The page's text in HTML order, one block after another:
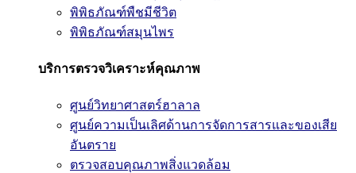
พิพิธภัณฑ์พืชมีชีวิต
พิพิธภัณฑ์สมุนไพร
บริการตรวจวิเคราะห์คุณภาพ
ศูนย์วิทยาศาสตร์ฮาลาล
ศูนย์ความเป็นเลิศด้านการจัดการสารและของเสีย
อันตราย
ตรวจสอบคุณภาพสิ่งแวดล้อม